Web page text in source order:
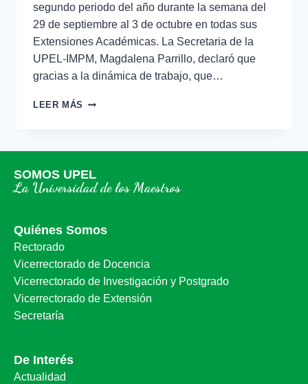
segundo periodo del año durante la semana del
29 de septiembre al 3 de octubre en todas sus
Extensiones Académicas. La Secretaria de la
UPEL-IMPM, Magdalena Parrillo, declaró que
gracias a la dinámica de trabajo, que…
LEER MÁS
SOMOS UPEL
La Universidad de los Maestros
Quiénes Somos
Rectorado
Vicerrectorado de Docencia
Vicerrectorado de Investigación y Postgrado
Vicerrectorado de Extensión
Secretaría
De Interés
Actualidad